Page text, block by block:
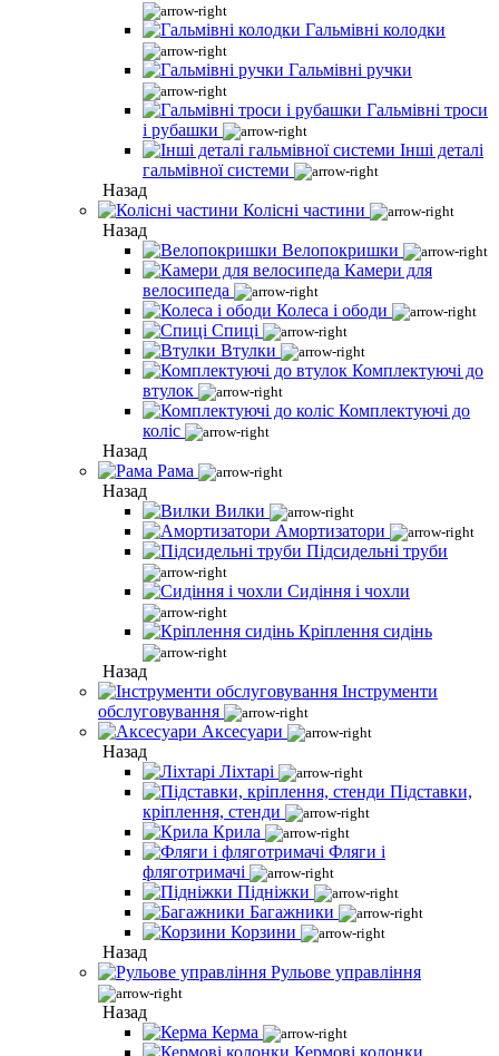
Гальмівні колодки
Гальмівні ручки
Гальмівні троси
і рубашки
Інші деталі
гальмівної системи
Назад
Колісні частини
Назад
Велопокришки
Камери для
велосипеда
Колеса і ободи
Спиці
Втулки
Комплектуючі до
втулок
Комплектуючі до
коліс
Назад
Рама
Назад
Вилки
Амортизатори
Підсидельні труби
Сидіння і чохли
Кріплення сидінь
Назад
Інструменти
обслуговування
Аксесуари
Назад
Ліхтарі
Підставки,
кріплення, стенди
Крила
Фляги і
фляготримачі
Підніжки
Багажники
Корзини
Назад
Рульове управління
Назад
Керма
Кермові колонки